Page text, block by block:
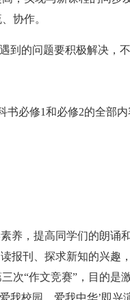
协作。
到的问题要积极解决，不
必修1和必修2的全部内
养，提高同学们的朗诵
报刊、探求新知的兴趣
次“作文竞赛”，目的是
我校园，爱我中华’即兴